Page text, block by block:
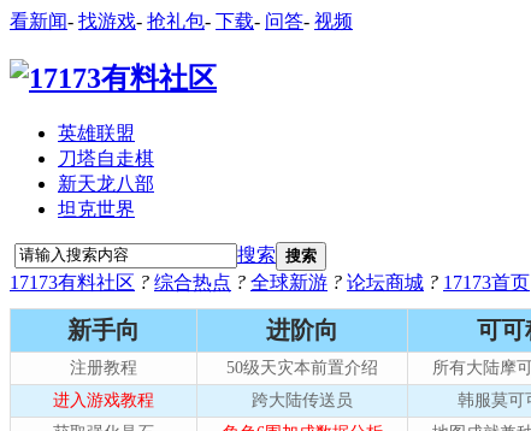
看新闻- 找游戏- 抢礼包- 下载- 问答- 视频
英雄联盟
刀塔自走棋
新天龙八部
坦克世界
搜索 搜索
17173有料社区 ? 综合热点 ? 全球新游 ? 论坛商城 ? 17173首页